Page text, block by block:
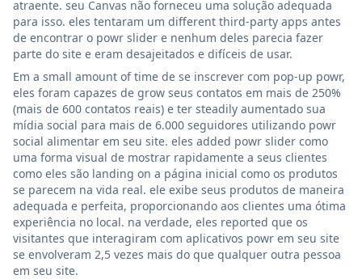
atraente. seu Canvas não forneceu uma solução adequada
para isso. eles tentaram um different third-party apps antes
de encontrar o powr slider e nenhum deles parecia fazer
parte do site e eram desajeitados e difíceis de usar.
Em a small amount of time de se inscrever com pop-up powr,
eles foram capazes de grow seus contatos em mais de 250%
(mais de 600 contatos reais) e ter steadily aumentado sua
mídia social para mais de 6.000 seguidores utilizando powr
social alimentar em seu site. eles added powr slider como
uma forma visual de mostrar rapidamente a seus clientes
como eles são landing on a página inicial como os produtos
se parecem na vida real. ele exibe seus produtos de maneira
adequada e perfeita, proporcionando aos clientes uma ótima
experiência no local. na verdade, eles reported que os
visitantes que interagiram com aplicativos powr em seu site
se envolveram 2,5 vezes mais do que qualquer outra pessoa
em seu site.